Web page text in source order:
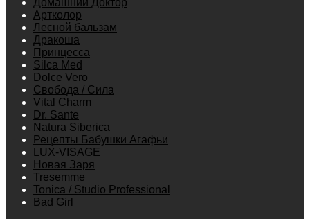
Домашний Доктор
Артколор
Лесной бальзам
Дракоша
Принцесса
Silca Med
Dolce Vero
Свобода / Сила
Vital Charm
Dr. Sante
Natura Siberica
Рецепты Бабушки Агафьи
LUX-VISAGE
Новая Заря
Tresemme
Tonica / Studio Professional
Bad Girl